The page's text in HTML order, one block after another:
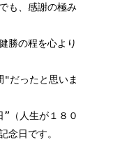
も、感謝の極み
勝の程を心より
"だったと思いま
（人生が１８０
念日です。